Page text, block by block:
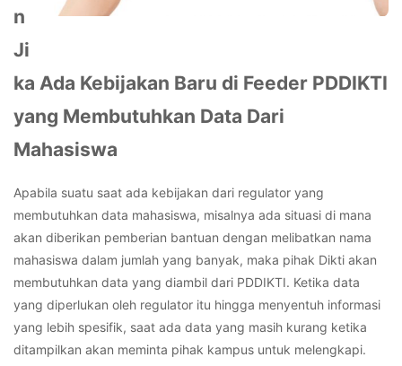
n
Ji
ka Ada Kebijakan Baru di Feeder PDDIKTI
yang Membutuhkan Data Dari
Mahasiswa
Apabila suatu saat ada kebijakan dari regulator yang
membutuhkan data mahasiswa, misalnya ada situasi di mana
akan diberikan pemberian bantuan dengan melibatkan nama
mahasiswa dalam jumlah yang banyak, maka pihak Dikti akan
membutuhkan data yang diambil dari PDDIKTI. Ketika data
yang diperlukan oleh regulator itu hingga menyentuh informasi
yang lebih spesifik, saat ada data yang masih kurang ketika
ditampilkan akan meminta pihak kampus untuk melengkapi.